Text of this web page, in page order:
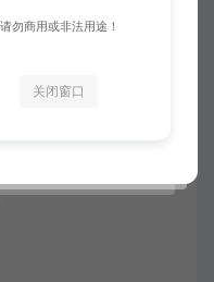
勿商用或非法用途！
关闭窗口